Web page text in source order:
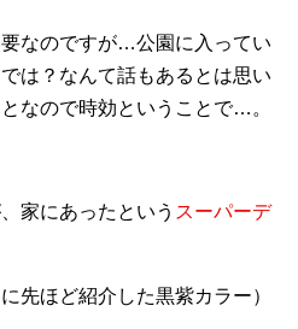
なのですが…公園に入ってい
は？なんて話もあるとは思い
なので時効ということで…。
家にあったという スーパーデ
先ほど紹介した黒紫カラー）